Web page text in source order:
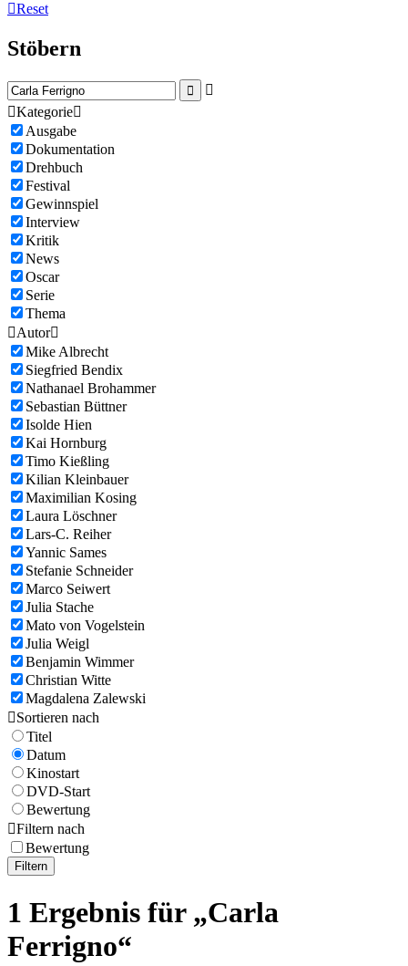
Reset
Stöbern


Kategorie
Ausgabe
Dokumentation
Drehbuch
Festival
Gewinnspiel
Interview
Kritik
News
Oscar
Serie
Thema
Autor
Mike Albrecht
Siegfried Bendix
Nathanael Brohammer
Sebastian Büttner
Isolde Hien
Kai Hornburg
Timo Kießling
Kilian Kleinbauer
Maximilian Kosing
Laura Löschner
Lars-C. Reiher
Yannic Sames
Stefanie Schneider
Marco Seiwert
Julia Stache
Mato von Vogelstein
Julia Weigl
Benjamin Wimmer
Christian Witte
Magdalena Zalewski
Sortieren nach
Titel
Datum
Kinostart
DVD-Start
Bewertung
Filtern nach
Bewertung
Filtern
1 Ergebnis für „Carla
Ferrigno“